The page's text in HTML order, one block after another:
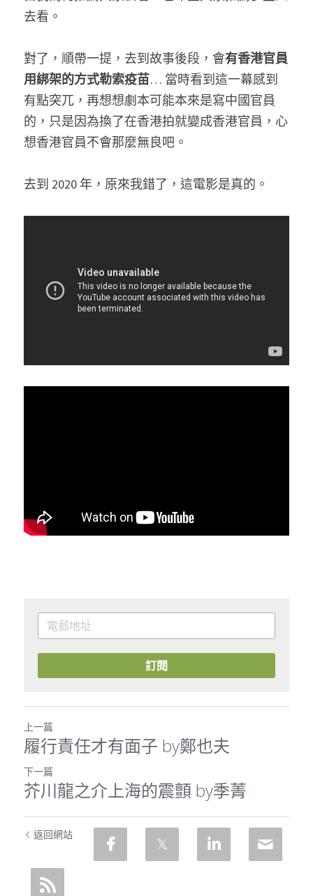
去看。
對了，順帶一提，去到故事後段，會有香港官員
用綁架的方式勒索疫苗… 當時看到這一幕感到
有點突兀，再想想劇本可能本來是寫中國官員
的，只是因為換了在香港拍就變成香港官員，心
想香港官員不會那麼無良吧。
去到 2020 年，原來我錯了，這電影是真的。
訂閱
上一篇
履行責任才有面子 by鄭也夫
下一篇
芥川龍之介上海的震顫 by季菁
返回網站